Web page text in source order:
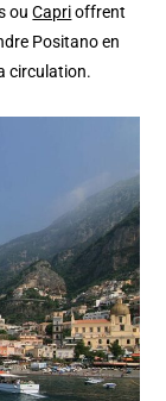
ouCaprioffrent
Positano en
circulation.